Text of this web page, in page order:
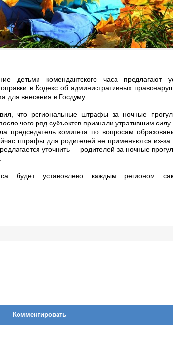
детьми комендантского часа предлагают
в Кодекс об административных
для внесения в Госдуму.
что региональные штрафы за ночные
чего ряд субъектов признали утратившим
председатель комитета по вопросам
штрафы для родителей не применяются из-за
уточнить — родителей за ночные
будет установлено каждым регионом
Комментировать